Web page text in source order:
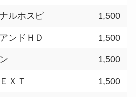
ルホスピ 1,500
ンドＨＤ 1,500
1,500
ＸＴ 1,500